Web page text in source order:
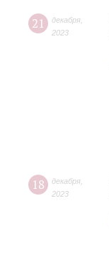
21 декабря
2023
18 декабря
2023